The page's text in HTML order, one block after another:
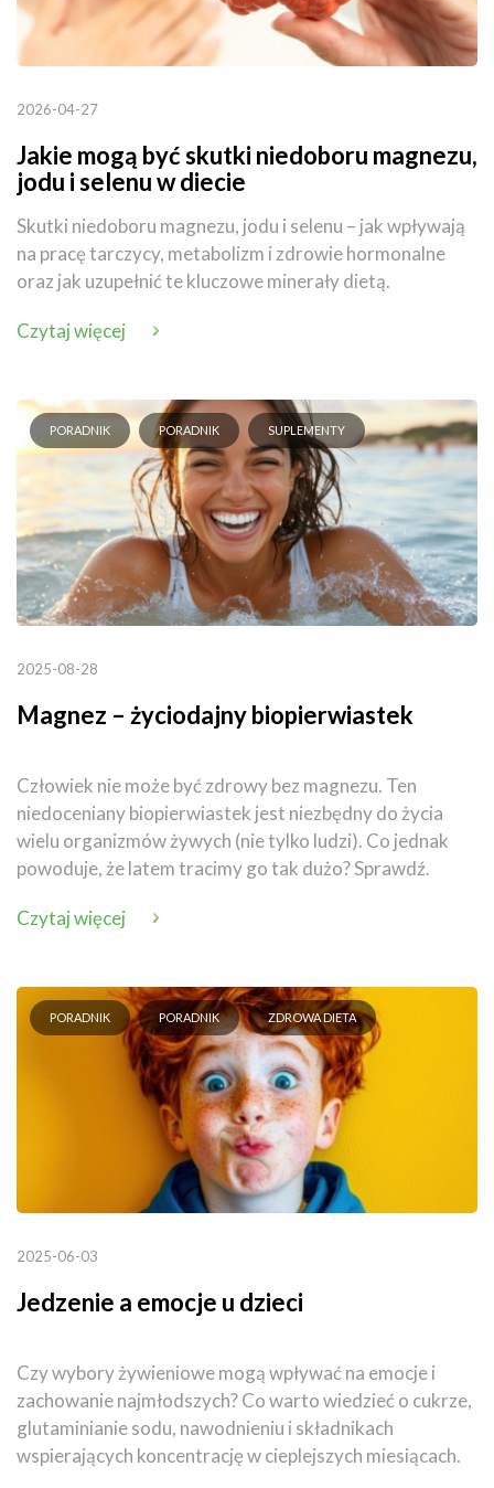
2026-04-27
Jakie mogą być skutki niedoboru magnezu,
jodu i selenu w diecie
Skutki niedoboru magnezu, jodu i selenu – jak wpływają
na pracę tarczycy, metabolizm i zdrowie hormonalne
oraz jak uzupełnić te kluczowe minerały dietą.
Czytaj więcej
PORADNIK PORADNIK SUPLEMENTY
2025-08-28
Magnez – życiodajny biopierwiastek
Człowiek nie może być zdrowy bez magnezu. Ten
niedoceniany biopierwiastek jest niezbędny do życia
wielu organizmów żywych (nie tylko ludzi). Co jednak
powoduje, że latem tracimy go tak dużo? Sprawdź.
Czytaj więcej
PORADNIK PORADNIK ZDROWA DIETA
2025-06-03
Jedzenie a emocje u dzieci
Czy wybory żywieniowe mogą wpływać na emocje i
zachowanie najmłodszych? Co warto wiedzieć o cukrze,
glutaminianie sodu, nawodnieniu i składnikach
wspierających koncentrację w cieplejszych miesiącach.